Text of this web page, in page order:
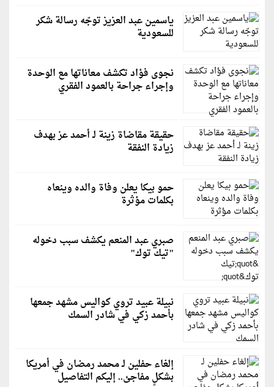
ياسمين عبد العزيز توجّه رسالة شكر
للسعودية
نجوى فؤاد تكشف معاناتها مع الوحدة
وإجراء جراحة بالعمود الفقري
حقيقة مقاضاة زينة لـ أحمد عز بهدف
زيادة النفقة
حمو بيكا يعلن وفاة والده وينعاه
بكلمات مؤثرة
صبري عبد المنعم يكشف سبب دخوله
"تيك توك"
نبيلة عبيد تروي كواليس مشهد جمعها
بأحمد زكي في شادر السمك
إلغاء حفلين لـ محمد رمضان في أمريكا
بشكلٍ مفاجئ.. إليكم التفاصيل